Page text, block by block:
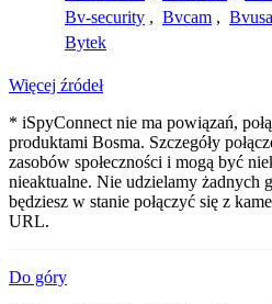
Bv-security , Bvcam , Bvusa
Bytek
Więcej źródeł
* iSpyConnect nie ma powiązań,
produktami Bosma. Szczegóły
zasobów społeczności i mogą być
nieaktualne. Nie udzielamy żadnych
będziesz w stanie połączyć się z
URL.
Do góry